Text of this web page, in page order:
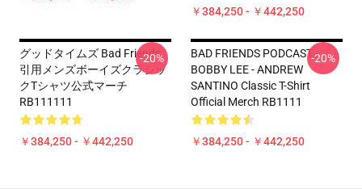
￥384,250 - ￥442,250
グッドタイムズ Bad Friends
引用メンズボーイズクラシッ
クTシャツ公式マーチ
RB111111
￥384,250 - ￥442,250
-20%
BAD FRIENDS PODCAST -
BOBBY LEE - ANDREW
SANTINO Classic T-Shirt
Official Merch RB1111
￥384,250 - ￥442,250
-20%